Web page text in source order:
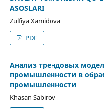
ASOSLARI
Zulfiya Xamidova
PDF
Анализ трендовых
промышленности в
промышленности
Khasan Sabirov